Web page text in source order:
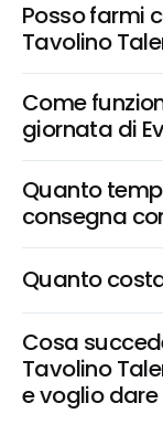
Posso farmi
Tavolino
Come
giornata di
Quanto
consegna
Quanto
Cosa
Tavolino
e voglio dare